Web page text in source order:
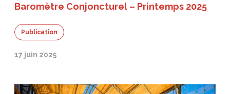
Baromètre Conjoncturel – Printemps 2025
Publication
17 juin 2025